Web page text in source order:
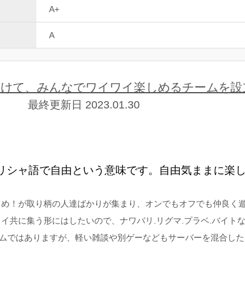
A+
A
て、みんなでワイワイ楽しめるチームを設
最終更新日 2023.01.30
！が取り柄の人達ばかりが集まり、オンでもオフでも仲良く
イ共に集う形にはしたいので、ナワバリ.リグマ.プラベ.バイ
ではありますが、軽い雑談や別ゲーなどもサーバーを混合し